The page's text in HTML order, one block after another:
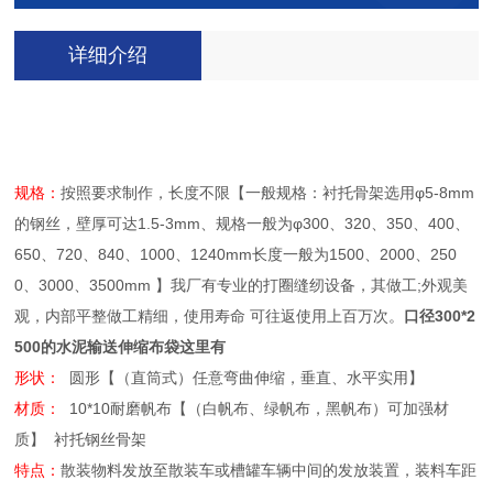
详细介绍
规格：按照要求制作，长度不限【一般规格：衬托骨架选用φ5-8mm
的钢丝，壁厚可达1.5-3mm、规格一般为φ300、320、350、400、
650、720、840、1000、1240mm长度一般为1500、2000、250
0、3000、3500mm 】我厂有专业的打圈缝纫设备，其做工;外观美
观，内部平整做工精细，使用寿命 可往返使用上百万次。 口径300*2
500的水泥输送伸缩布袋这里有
形状： 圆形【（直筒式）任意弯曲伸缩，垂直、水平实用】
材质：
10*10耐磨帆布【（白帆布、绿帆布，黑帆布）可加强材
质】 衬托钢丝骨架
特点：散装物料发放至散装车或槽罐车辆中间的发放装置，装料车距